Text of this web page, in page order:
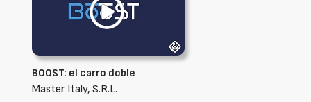
BOOST: el carro doble
Master Italy, S.R.L.